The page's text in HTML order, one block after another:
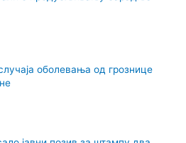
оболевања од грознице